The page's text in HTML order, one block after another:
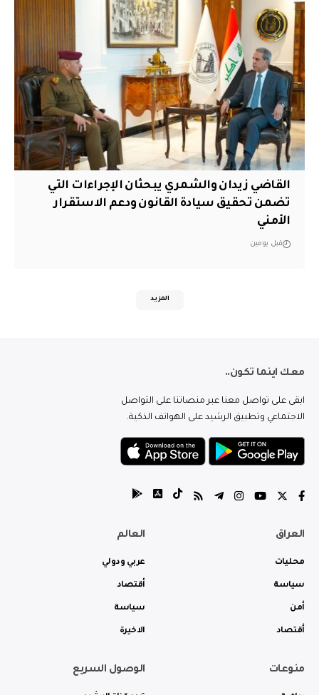
القاضي زيدان والشمري يبحثان الإجراءات التي
تضمن تحقيق سيادة القانون ودعم الاستقرار
الأمني
قبل يومين
المزيد
معك اينما تكون..
ابقى على تواصل معنا عبر منصاتنا على التواصل
الاجتماعي وتطبيق الرشيد على الهواتف الذكية.
العراق
محليات
سياسة
أمن
أقتصاد
العالم
عربي ودولي
أقتصاد
سياسة
الاخيرة
منوعات الوصول السريع